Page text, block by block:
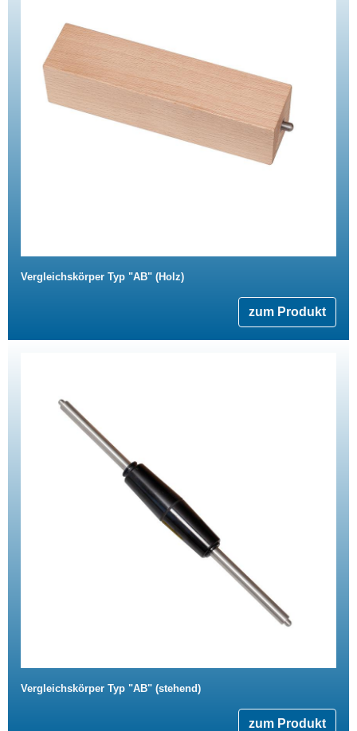
Vergleichskörper Typ "AB" (Holz)
zum Produkt
Vergleichskörper Typ "AB" (stehend)
zum Produkt